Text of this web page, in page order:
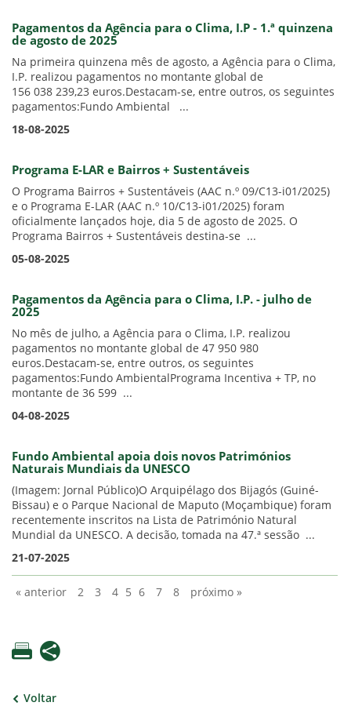
Pagamentos da Agência para o Clima, I.P - 1.ª quinzena
de agosto de 2025
Na primeira quinzena mês de agosto, a Agência para o Clima,
I.P. realizou pagamentos no montante global de
156 038 239,23 euros.Destacam-se, entre outros, os seguintes
pagamentos:Fundo Ambiental ...
18-08-2025
Programa E-LAR e Bairros + Sustentáveis
O Programa Bairros + Sustentáveis (AAC n.º 09/C13-i01/2025)
e o Programa E-LAR (AAC n.º 10/C13-i01/2025) foram
oficialmente lançados hoje, dia 5 de agosto de 2025. O
Programa Bairros + Sustentáveis destina-se ...
05-08-2025
Pagamentos da Agência para o Clima, I.P. - julho de
2025
No mês de julho, a Agência para o Clima, I.P. realizou
pagamentos no montante global de 47 950 980
euros.Destacam-se, entre outros, os seguintes
pagamentos:Fundo AmbientalPrograma Incentiva + TP, no
montante de 36 599 ...
04-08-2025
Fundo Ambiental apoia dois novos Patrimónios
Naturais Mundiais da UNESCO
(Imagem: Jornal Público)O Arquipélago dos Bijagós (Guiné-
Bissau) e o Parque Nacional de Maputo (Moçambique) foram
recentemente inscritos na Lista de Património Natural
Mundial da UNESCO. A decisão, tomada na 47.ª sessão ...
21-07-2025
« anterior 2 3 4 5 6 7 8 próximo »
Voltar